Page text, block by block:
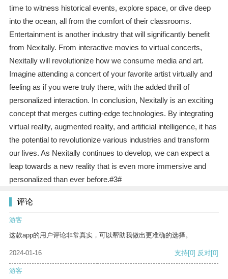
time to witness historical events, explore space, or dive deep
into the ocean, all from the comfort of their classrooms.
Entertainment is another industry that will significantly benefit
from Nexitally. From interactive movies to virtual concerts,
Nexitally will revolutionize how we consume media and art.
Imagine attending a concert of your favorite artist virtually and
feeling as if you were truly there, with the added thrill of
personalized interaction. In conclusion, Nexitally is an exciting
concept that merges cutting-edge technologies. By integrating
virtual reality, augmented reality, and artificial intelligence, it has
the potential to revolutionize various industries and transform
our lives. As Nexitally continues to develop, we can expect a
leap towards a new reality that is even more immersive and
personalized than ever before.#3#
评论
游客
这款app的用户评论非常真实，可以帮助我做出更准确的选择。
2024-01-16 支持[0] 反对[0]
游客